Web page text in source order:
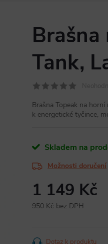
Brašna
Tank,
Brašna Topeak na
k energetické tyčince,
Skladem na
Možnosti doručení
1 149 Kč
950 Kč bez DPH
Dotaz k produktu